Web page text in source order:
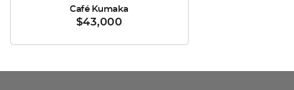
se
pueden
elegir
$43,000
Café Kumaka
múltiples